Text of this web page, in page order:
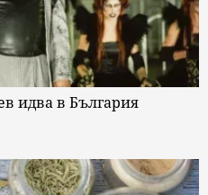
идва в България